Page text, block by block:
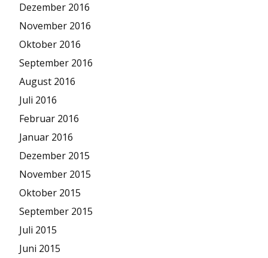
Dezember 2016
November 2016
Oktober 2016
September 2016
August 2016
Juli 2016
Februar 2016
Januar 2016
Dezember 2015
November 2015
Oktober 2015
September 2015
Juli 2015
Juni 2015